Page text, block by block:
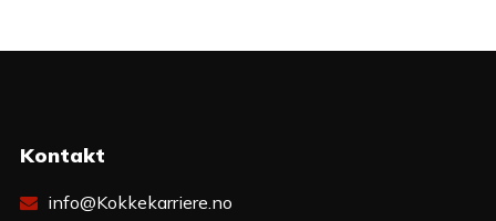
Kontakt
info@Kokkekarriere.no